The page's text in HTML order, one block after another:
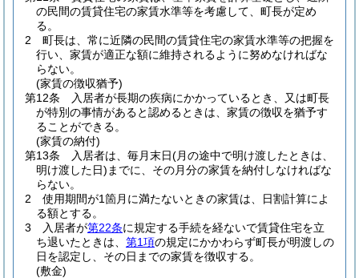
の民間の賃貸住宅の家賃水準等を考慮して、町長が定め
る。
2
町長は、常に近隣の民間の賃貸住宅の家賃水準等の把握を
行い、家賃が適正な額に維持されるように努めなければな
らない。
(家賃の徴収猶予)
第12条
入居者が長期の疾病にかかっているとき、又は町長
が特別の事情があると認めるときは、家賃の徴収を猶予す
ることができる。
(家賃の納付)
第13条
入居者は、毎月末日(月の途中で明け渡したときは、
明け渡した日) までに、その月分の家賃を納付しなければな
らない。
2
使用期間が1箇月に満たないときの家賃は、日割計算によ
る額とする。
3
入居者が第22条に規定する手続を経ないで賃貸住宅を立
ち退いたときは、 第1項の規定にかかわらず町長が明渡しの
日を認定し、その日までの家賃を徴収する。
(敷金)